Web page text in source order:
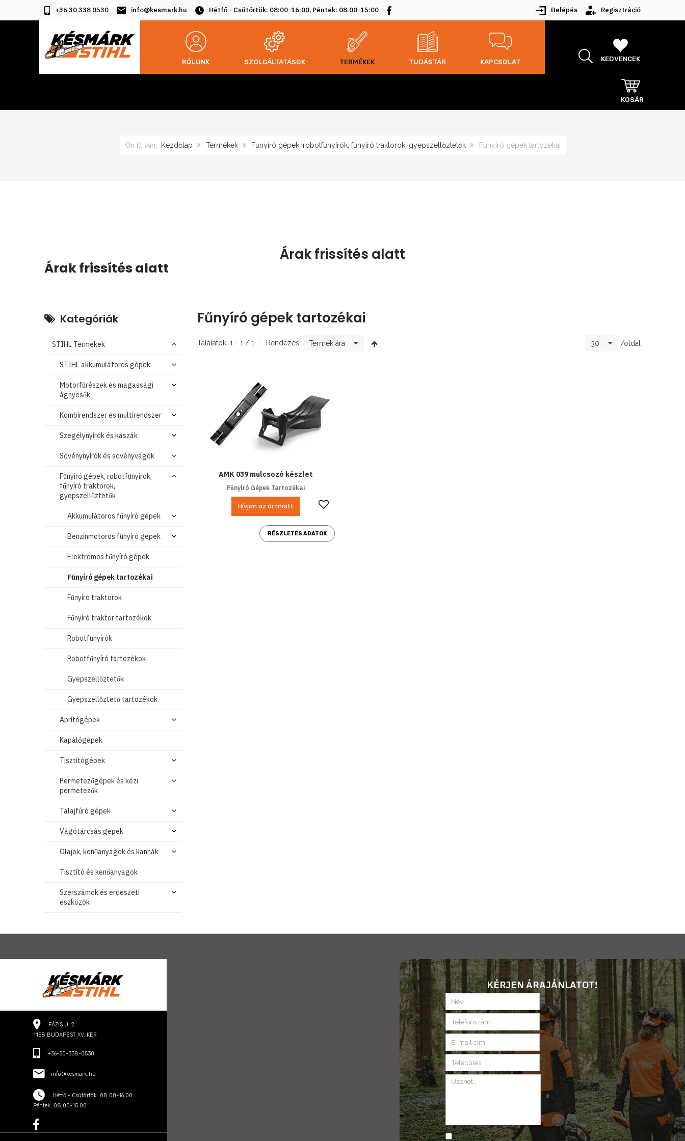
+36 30 338 0530 info@kesmark.hu Hétfő - Csütörtök: 08:00-16:00, Péntek: 08:00-15:00 Belépés Regisztráció
RÓLUNK SZOLGÁLTATÁSOK TERMÉKEK TUDÁSTÁR KAPCSOLAT KEDVENCEK
KOSÁR
Ön itt van: Kezdőlap Termékek Fűnyíró gépek, robotfűnyírók, fűnyíró traktorok, gyepszellőztetők Fűnyíró gépek tartozékai
Árak frissítés alatt
Árak frissítés alatt
Fűnyíró gépek tartozékai
Találatok: 1 - 1 / 1 Rendezés Termék ára 30 /oldal
AMK 039 mulcsozó készlet
Fűnyíró Gépek Tartozékai
Hívjon az ár miatt Kedvencekhez ad
RÉSZLETES ADATOK
Kategóriák
STIHL Termékek
STIHL akkumulátoros gépek
Motorfűrészek és magassági
ágnyesők
Kombirendszer és multirendszer
Szegélynyírók és kaszák
Sövénynyírók és sövényvágók
Fűnyíró gépek, robotfűnyírók,
fűnyíró traktorok,
gyepszellőztetők
Akkumulátoros fűnyíró gépek
Benzinmotoros fűnyíró gépek
Elektromos fűnyíró gépek
Fűnyíró gépek tartozékai
Fűnyíró traktorok
Fűnyíró traktor tartozékok
Robotfűnyírók
Robotfűnyíró tartozékok
Gyepszellőztetők
Gyepszellőztető tartozékok
Aprítógépek
Kapálógépek
Tisztítógépek
Permetezőgépek és kézi
permetezők
Talajfúró gépek
Vágótárcsás gépek
Olajok, kenőanyagok és kannák
Tisztító és kenőanyagok
Szerszámok és erdészeti
eszközök
FÁZIS U. 2.
1158 BUDAPEST XV. KER
+36-30-338-0530
info@kesmark.hu
Hétfő - Csütörtök: 08:00-16:00
Péntek: 08:00-15:00
KÉRJEN ÁRAJÁNLATOT!